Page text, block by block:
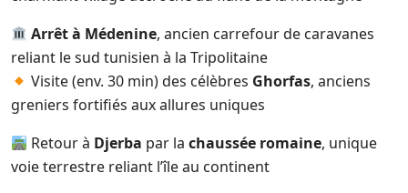
Arrêt à Médenine, ancien carrefour de caravanes
reliant le sud tunisien à la Tripolitaine
Visite (env. 30 min) des célèbres Ghorfas, anciens
greniers fortifiés aux allures uniques
Retour à Djerba par lachaussée romaine, unique
voie terrestre reliant l’île au continent